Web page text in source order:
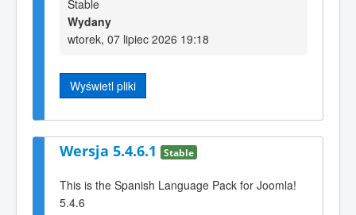
Stable
Wydany
wtorek, 07 lipiec 2026 19:18
Wyświetl pliki
Wersja 5.4.6.1 Stable
This is the Spanish Language Pack for Joomla!
5.4.6